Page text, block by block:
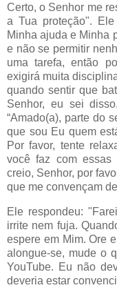
Certo, o Senhor me
a Tua proteção".
Minha ajuda e Minha
e não se permitir
uma tarefa, então
exigirá muita
quando sentir que
Senhor, eu sei
“Amado(a), parte do
que sou Eu quem
Por favor, tente
você faz com essas
creio, Senhor, por
que me convençam
Ele respondeu:
irrite nem fuja.
espere em Mim. Ore
alongue-se, mude o
YouTube. Eu não
deveria estar